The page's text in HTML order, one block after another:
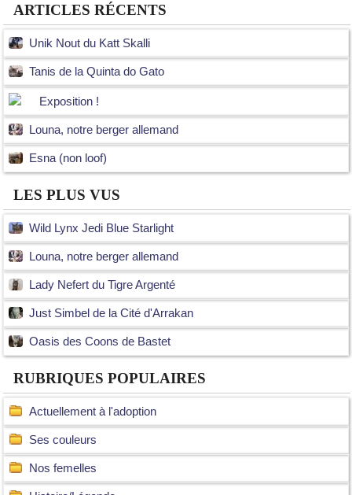
ARTICLES RÉCENTS
Unik Nout du Katt Skalli
Tanis de la Quinta do Gato
Exposition !
Louna, notre berger allemand
Esna (non loof)
LES PLUS VUS
Wild Lynx Jedi Blue Starlight
Louna, notre berger allemand
Lady Nefert du Tigre Argenté
Just Simbel de la Cité d'Arrakan
Oasis des Coons de Bastet
RUBRIQUES POPULAIRES
Actuellement à l'adoption
Ses couleurs
Nos femelles